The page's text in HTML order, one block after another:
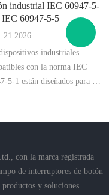
industrial IEC 60947-5-
IEC 60947-5-5
industriales
con la norma IEC
5-1 están diseñados para un
estándares internacionales
de utilización de
con la marca registrada
de interruptores de botón
y soluciones